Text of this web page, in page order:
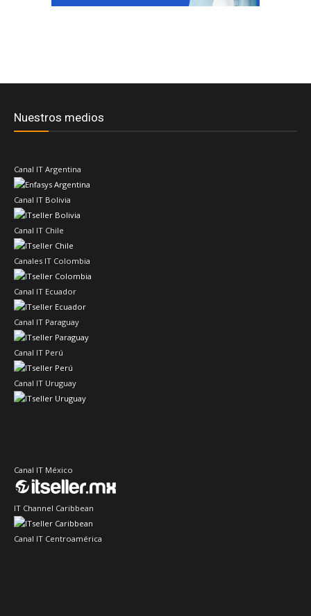
Nuestros medios
Canal IT Argentina
Canal IT Bolivia
Canal IT Chile
Canales IT Colombia
Canal IT Ecuador
Canal IT Paraguay
Canal IT Perú
Canal IT Uruguay
Canal IT México
IT Channel Caribbean
Canal IT Centroamérica